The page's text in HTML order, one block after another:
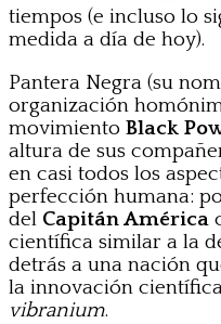
tiempos (e incluso lo
medida a día de hoy).
Pantera Negra (su
organización
movimiento Black
altura de sus
en casi todos los
perfección humana:
del Capitán América
científica similar a la
detrás a una nación
la innovación
vibranium.